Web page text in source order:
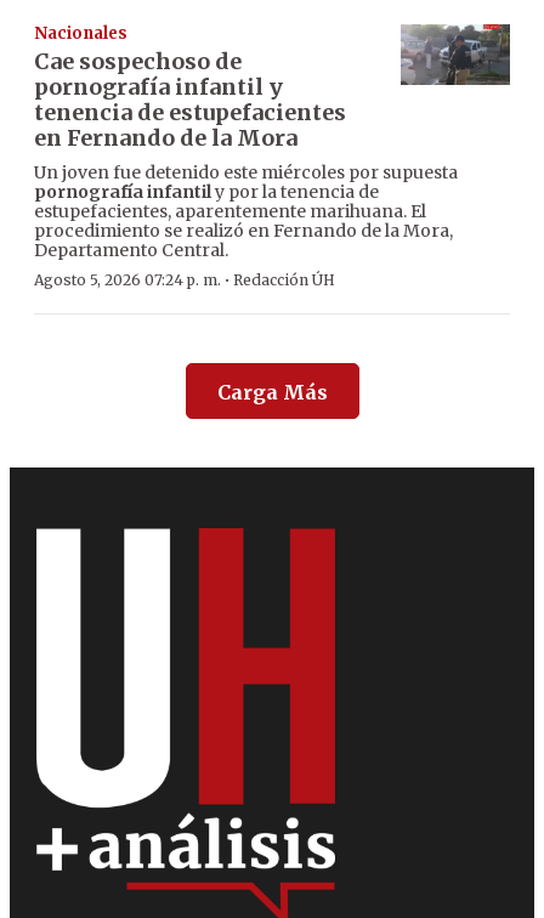
Nacionales
Cae sospechoso de
pornografía infantil y
tenencia de estupefacientes
en Fernando de la Mora
Un joven fue detenido este miércoles por supuesta
pornografía infantil y por la tenencia de
estupefacientes, aparentemente marihuana. El
procedimiento se realizó en Fernando de la Mora,
Departamento Central.
Agosto 5, 2026 07:24 p. m. · Redacción ÚH
Carga Más